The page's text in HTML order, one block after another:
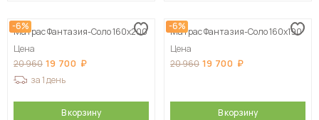
-6%
Матрас Фантазия-Соло 160х200
Цена
20 960 19 700
за 1 день
В корзину
-6%
Матрас Фантазия-Соло 160х190
Цена
20 960 19 700
В корзину